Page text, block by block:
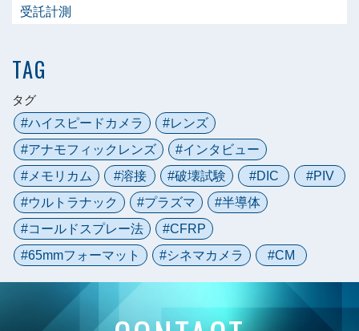
受託計測
TAG
タグ
ハイスピードカメラ
レンズ
アナモフィックレンズ
インタビュー
メモリカム
溶接 破壊試験 DIC
PIV
ウルトラナック
プラズマ
半導体
コールドスプレー法
CFRP
65mmフォーマット
シネマカメラ CM